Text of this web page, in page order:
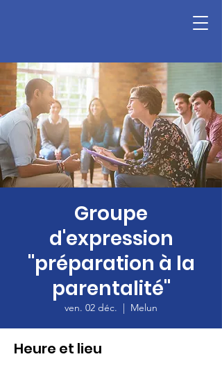
Groupe
d'expression
"préparation à la
parentalité"
ven. 02 déc.
  |
Melun
Heure et lieu